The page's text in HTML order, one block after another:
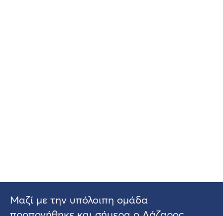
Μαζί με την υπόλοιπη ομάδα